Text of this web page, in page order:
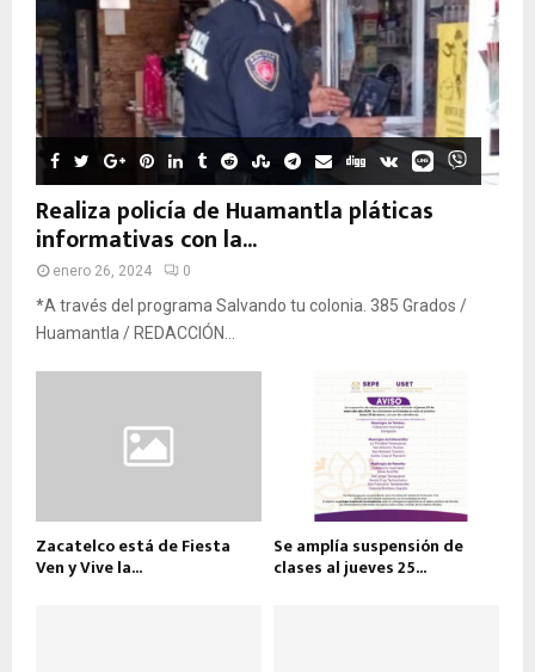
Realiza policía de Huamantla pláticas
informativas con la...
enero 26, 2024 0
*A través del programa Salvando tu colonia. 385 Grados /
Huamantla / REDACCIÓN...
Zacatelco está de Fiesta
Ven y Vive la...
Se amplía suspensión de
clases al jueves 25...